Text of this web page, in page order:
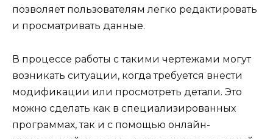
позволяет пользователям легко редактировать
и просматривать данные.
В процессе работы с такими чертежами могут
возникать ситуации, когда требуется внести
модификации или просмотреть детали. Это
можно сделать как в специализированных
программах, так и с помощью онлайн-